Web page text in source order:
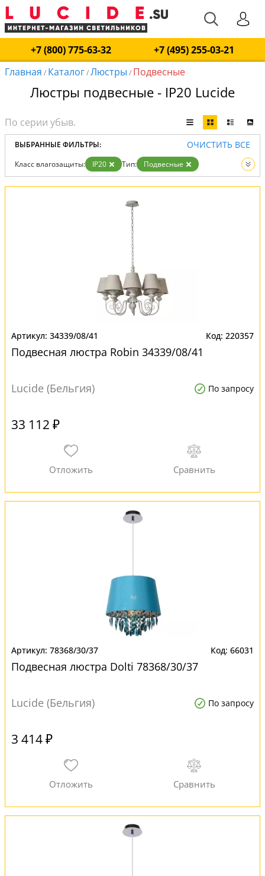
+7 (800) 775-63-32
+7 (495) 255-03-21
Главная / Каталог/Люстры / Подвесные
Люстры подвесные - IP20 Lucide
ВЫБРАННЫЕ ФИЛЬТРЫ: ОЧИСТИТЬ ВСЕ
Класс влагозащиты: IP20 Тип:
Подвесные
Вид:
Люстры
34339/08/41 220357
Подвесная люстра Robin 34339/08/41
Lucide (Бельгия) По запросу
33 112 ₽
78368/30/37 66031
Подвесная люстра Dolti 78368/30/37
Lucide (Бельгия) По запросу
3 414 ₽